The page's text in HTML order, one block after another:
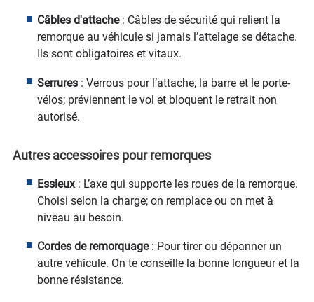
Câbles d'attache: Câbles de sécurité qui relient la
remorque au véhicule si jamais l’attelage se détache.
Ils sont obligatoires et vitaux.
Serrures: Verrous pour l’attache, la barre et le porte-
vélos; préviennent le vol et bloquent le retrait non
autorisé.
Autres accessoires pour remorques
Essieux: L’axe qui supporte les roues de la remorque.
Choisi selon la charge; on remplace ou on met à
niveau au besoin.
Cordes de remorquage: Pour tirer ou dépanner un
autre véhicule. On te conseille la bonne longueur et la
bonne résistance.